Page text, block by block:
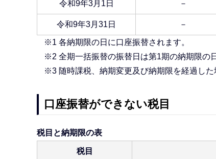
令和9年3月1日 －
令和9年3月31日 －
※1 各納期限の日に口座振替されます。
※2 全期一括振替の振替日は第1期の納期限の
※3 随時課税、納期変更及び納期限を経過した
口座振替ができない税目
税目と納期限の表
税目